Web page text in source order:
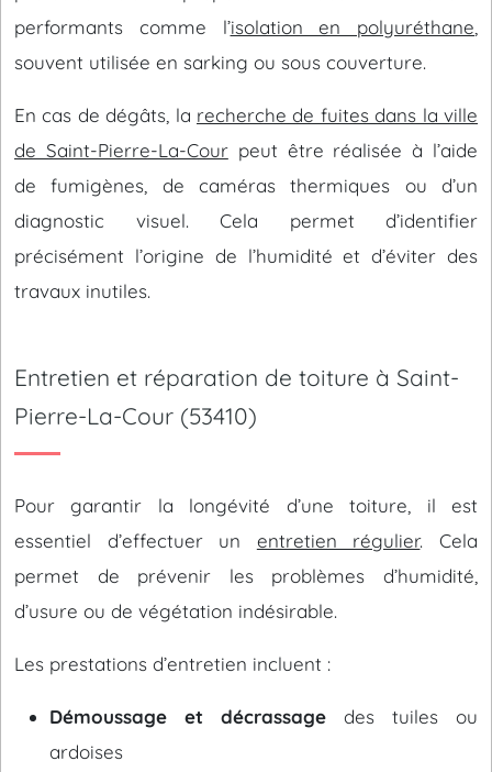
performants comme l’isolation en polyuréthane
souvent utilisée en sarking ou sous couverture.
En cas de dégâts, la recherche de fuites dans la ville
de Saint-Pierre-La-Courpeut être réalisée à l’aide
de fumigènes, de caméras thermiques ou d’un
diagnostic visuel. Cela permet d’identifier
précisément l’origine de l’humidité et d’éviter des
travaux inutiles.
Entretien et réparation de toiture à Saint-
Pierre-La-Cour (53410)
Pour garantir la longévité d’une toiture, il est
essentiel d’effectuer un entretien régulier. Cela
permet de prévenir les problèmes d’humidité,
d’usure ou de végétation indésirable.
Les prestations d’entretien incluent :
Démoussage et décrassage des tuiles ou
ardoises